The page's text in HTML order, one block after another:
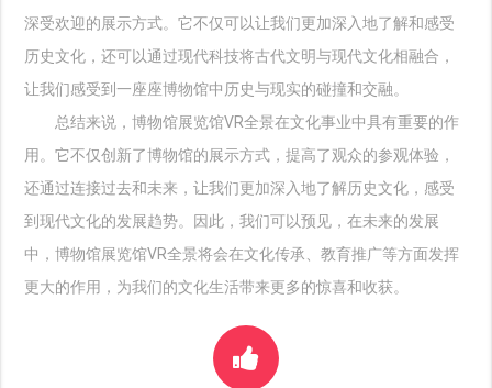
深受欢迎的展示方式。它不仅可以让我们更加深入地了解和感受
历史文化，还可以通过现代科技将古代文明与现代文化相融合，
让我们感受到一座座博物馆中历史与现实的碰撞和交融。
总结来说，博物馆展览馆VR全景在文化事业中具有重要的作
用。它不仅创新了博物馆的展示方式，提高了观众的参观体验，
还通过连接过去和未来，让我们更加深入地了解历史文化，感受
到现代文化的发展趋势。因此，我们可以预见，在未来的发展
中，博物馆展览馆VR全景将会在文化传承、教育推广等方面发挥
更大的作用，为我们的文化生活带来更多的惊喜和收获。